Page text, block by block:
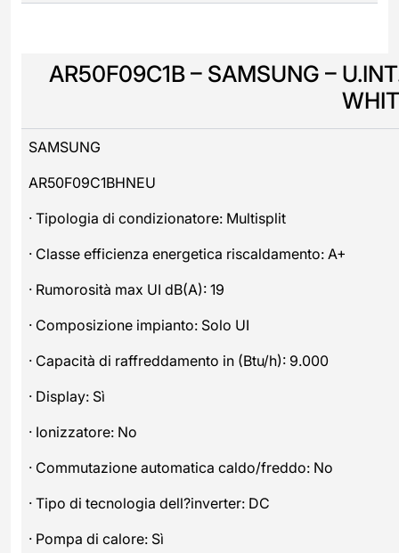
AR50F09C1B – SAMSUNG –
SAMSUNG
AR50F09C1BHNEU
· Tipologia di condizionatore: Multisplit
· Classe efficienza energetica riscaldamento: A+
· Rumorosità max UI dB(A): 19
· Composizione impianto: Solo UI
· Capacità di raffreddamento in (Btu/h): 9.000
· Display: Sì
· Ionizzatore: No
· Commutazione automatica caldo/freddo: No
· Tipo di tecnologia dell?inverter: DC
· Pompa di calore: Sì